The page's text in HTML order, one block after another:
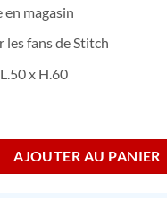
magasin
les fans de Stitch
x H.60
de Sol Stitch
AJOUTER AU PANIER